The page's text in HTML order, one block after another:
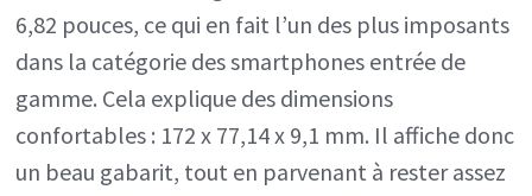
6,82 pouces, ce qui en fait l’un des plus imposants
dans la catégorie des smartphones entrée de
gamme. Cela explique des dimensions
confortables : 172 x 77,14 x 9,1 mm. Il affiche donc
un beau gabarit, tout en parvenant à rester assez